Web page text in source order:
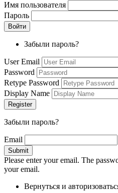
Имя пользователя
Пароль
Забыли пароль?
User Email
Password
Retype Password
Display Name
Забыли пароль?
Email
Please enter your email. The
your email.
Вернуться и